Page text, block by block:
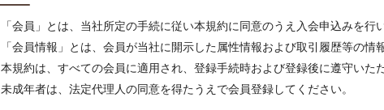
「会員」とは、当社所定の手続に従い本規約に同意のうえ入会申込みを行
「会員情報」とは、会員が当社に開示した属性情報および取引履歴等の情
本規約は、すべての会員に適用され、登録手続時および登録後に遵守いただ
未成年者は、法定代理人の同意を得たうえで会員登録してください。